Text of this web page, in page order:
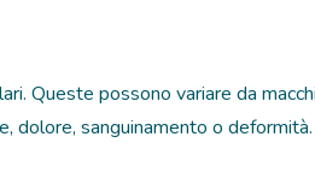
Queste possono variare da
dolore, sanguinamento o deformità.